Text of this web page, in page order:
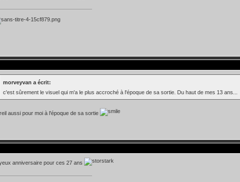
morveyvan a écrit:
c'est sûrement le visuel qui m'a le plus accroché à l'époque de sa sortie. Du haut de mes 13 ans...
aussi pour moi à l'époque de sa sortie
anniversaire pour ces 27 ans